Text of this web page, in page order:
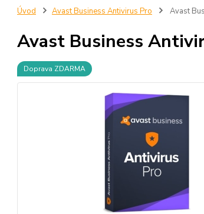
Úvod Avast Business Antivirus Pro Avast
Avast Business
Doprava ZDARMA